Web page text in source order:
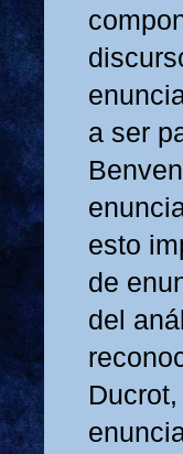
a ser
esto
de
del